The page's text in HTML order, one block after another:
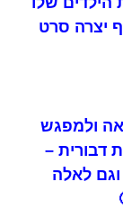
יצרה סרט
ולמפגש
דבורית –
וגם לאלה